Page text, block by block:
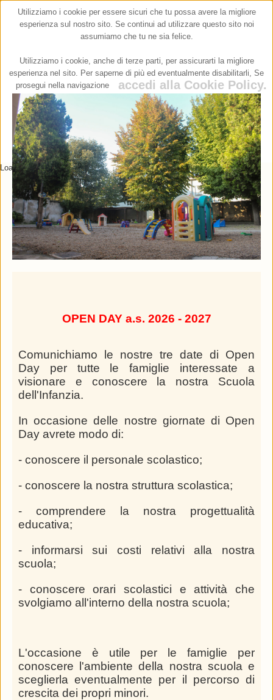
Utilizziamo i cookie per essere sicuri che tu possa avere la migliore
esperienza sul nostro sito. Se continui ad utilizzare questo sito noi
assumiamo che tu ne sia felice.
Utilizziamo i cookie, anche di terze parti, per assicurarti la migliore
esperienza nel sito. Per saperne di più ed eventualmente disabilitarli,
accedi alla Cookie Policy.
Se
prosegui nella navigazione
acconsenti all’utilizzo dei cookie.
Si
No
Loading...
OPEN DAY a.s. 2026 - 2027
Comunichiamo le nostre tre date di Open
Day per tutte le famiglie interessate a
visionare e conoscere la nostra Scuola
dell'Infanzia.
In occasione delle nostre giornate di Open
Day avrete modo di:
- conoscere il personale scolastico;
- conoscere la nostra struttura scolastica;
- comprendere la nostra progettualità
educativa;
- informarsi sui costi relativi alla nostra
scuola;
- conoscere orari scolastici e attività che
svolgiamo all'interno della nostra scuola;
L'occasione è utile per le famiglie per
conoscere l'ambiente della nostra scuola e
sceglierla eventualmente per il percorso di
crescita dei propri minori.
Precedente
Precedente
successivo
successivo